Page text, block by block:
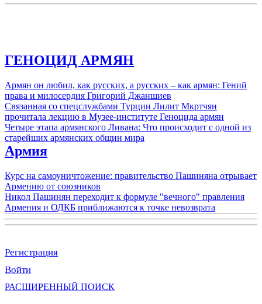
ГЕНОЦИД АРМЯН
Армян он любил, как русских, а русских – как армян: Гений
права и милосердия Григорий Джаншиев
Связанная со спецслужбами Турции Лилит Мкртчян
прочитала лекцию в Музее-институте Геноцида армян
Четыре этапа армянского Ливана: Что происходит с одной из
старейших армянских общин мира
Армия
Курс на самоуничтожение: правительство Пашиняна отрывает
Армению от союзников
Никол Пашинян переходит к формуле "вечного" правления
Армения и ОДКБ приближаются к точке невозврата
Регистрация
Войти
РАСШИРЕННЫЙ ПОИСК